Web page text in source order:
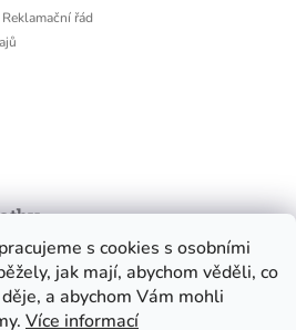
s cookies s osobními
jak mají, abychom věděli, co
a abychom Vám mohli
Více informací
řád